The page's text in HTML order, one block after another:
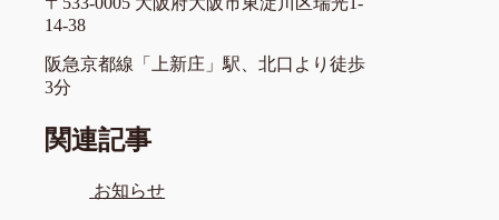
14-38
阪急京都線「上新庄」駅、北口より徒歩
3分
関連記事
お知らせ